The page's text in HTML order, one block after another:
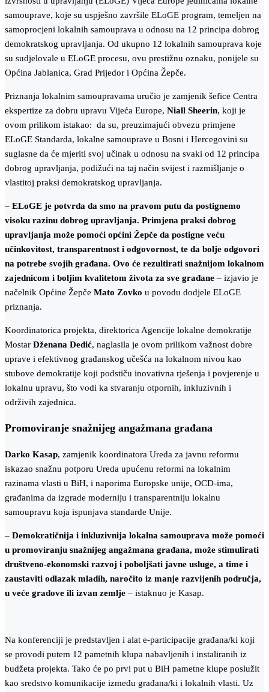
samouprave, koje su uspješno završile ELoGE program, temeljen na
samoprocjeni lokalnih samouprava u odnosu na 12 principa dobrog
demokratskog upravljanja. Od ukupno 12 lokalnih samouprava koje
su sudjelovale u ELoGE procesu, ovu prestižnu oznaku, ponijele su
Općina Jablanica, Grad Prijedor i Općina Žepče.
Priznanja lokalnim samoupravama uručio je zamjenik šefice Centra
ekspertize za dobru upravu Vijeća Europe, Niall Sheerin, koji je
ovom prilikom istakao: da su, preuzimajući obvezu primjene
ELoGE Standarda, lokalne samouprave u Bosni i Hercegovini su
suglasne da će mjeriti svoj učinak u odnosu na svaki od 12 principa
dobrog upravljanja, podižući na taj način svijest i razmišljanje o
vlastitoj praksi demokratskog upravljanja.
– ELoGE je potvrda da smo na pravom putu da postignemo
visoku razinu dobrog upravljanja. Primjena praksi dobrog
upravljanja može pomoći općini Žepče da postigne veću
učinkovitost, transparentnost i odgovornost, te da bolje odgovori
na potrebe svojih građana. Ovo će rezultirati snažnijom lokalnom
zajednicom i boljim kvalitetom života za sve građane – izjavio je
načelnik Općine Žepče Mato Zovko u povodu dodjele ELoGE
priznanja.
Koordinatorica projekta, direktorica Agencije lokalne demokratije
Mostar Dženana Dedić, naglasila je ovom prilikom važnost dobre
uprave i efektivnog građanskog učešća na lokalnom nivou kao
stubove demokratije koji podstiču inovativna rješenja i povjerenje u
lokalnu upravu, što vodi ka stvaranju otpornih, inkluzivnih i
održivih zajednica.
Promoviranje snažnijeg angažmana građana
Darko Kasap, zamjenik koordinatora Ureda za javnu reformu
iskazao snažnu potporu Ureda upućenu reformi na lokalnim
razinama vlasti u BiH, i naporima Europske unije, OCD-ima,
građanima da izgrade moderniju i transparentniju lokalnu
samoupravu koja ispunjava standarde Unije.
– Demokratičnija i inkluzivnija lokalna samouprava može pomoći
u promoviranju snažnijeg angažmana građana, može stimulirati
društveno-ekonomski razvoj i poboljšati javne usluge, a time i
zaustaviti odlazak mladih, naročito iz manje razvijenih područja,
u veće gradove ili izvan zemlje – istaknuo je Kasap.
Na konferenciji je predstavljen i alat e-participacije građana/ki koji
se provodi putem 12 pametnih klupa nabavljenih i instaliranih iz
budžeta projekta. Tako će po prvi put u BiH pametne klupe poslužit
kao sredstvo komunikacije između građana/ki i lokalnih vlasti. Uz